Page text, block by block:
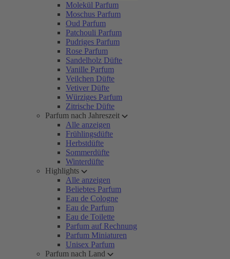
Molekül Parfum
Moschus Parfum
Oud Parfum
Patchouli Parfum
Pudriges Parfum
Rose Parfum
Sandelholz Düfte
Vanille Parfum
Veilchen Düfte
Vetiver Düfte
Würziges Parfum
Zitrische Düfte
Parfum nach Jahreszeit
Alle anzeigen
Frühlingsdüfte
Herbstdüfte
Sommerdüfte
Winterdüfte
Highlights
Alle anzeigen
Beliebtes Parfum
Eau de Cologne
Eau de Parfum
Eau de Toilette
Parfum auf Rechnung
Parfum Miniaturen
Unisex Parfum
Parfum nach Land